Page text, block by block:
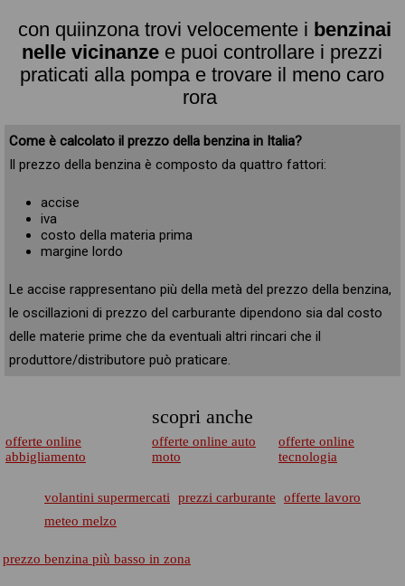
con quiinzona trovi velocemente i benzinai
nelle vicinanze e puoi controllare i prezzi
praticati alla pompa e trovare il meno caro
rora
Come è calcolato il prezzo della benzina in Italia?
Il prezzo della benzina è composto da quattro fattori:
accise
iva
costo della materia prima
margine lordo
Le accise rappresentano più della metà del prezzo della benzina,
le oscillazioni di prezzo del carburante dipendono sia dal costo
delle materie prime che da eventuali altri rincari che il
produttore/distributore può praticare.
scopri anche
offerte online
abbigliamento
offerte online auto
moto
offerte online
tecnologia
volantini supermercati prezzi carburante
offerte lavoro
meteo melzo
prezzo benzina più basso in zona